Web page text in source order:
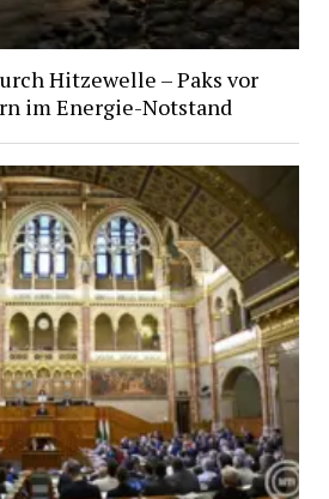
Hitzewelle – Paks vor
im Energie-Notstand